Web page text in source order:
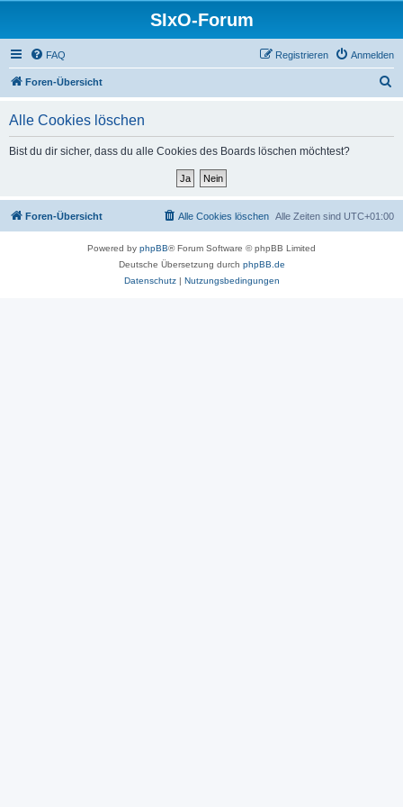
SIxO-Forum
FAQ Anmelden
Registrieren
Foren-Übersicht
Alle Cookies löschen
Bist du dir sicher, dass du alle Cookies des Boards löschen möchtest?
Foren-Übersicht Alle Zeiten sind UTC+01:00
Alle Cookies löschen
Powered by phpBB® Forum Software © phpBB Limited
Deutsche Übersetzung durch phpBB.de
Datenschutz| Nutzungsbedingungen